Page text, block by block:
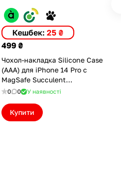
Кешбек: 25 ₴
499 ₴
Чохол-накладка Silicone Case
(AAA) для iPhone 14 Pro с
MagSafe Succulent
(ASC14PSCCLN(M))
0 0 У наявності
Купити